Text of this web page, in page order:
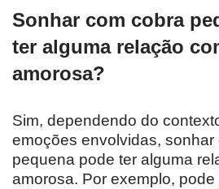
Sonhar com cobra
ter alguma relação
amorosa?
Sim, dependendo do
emoções envolvidas, sonhar
pequena pode ter alguma
amorosa. Por exemplo, pode